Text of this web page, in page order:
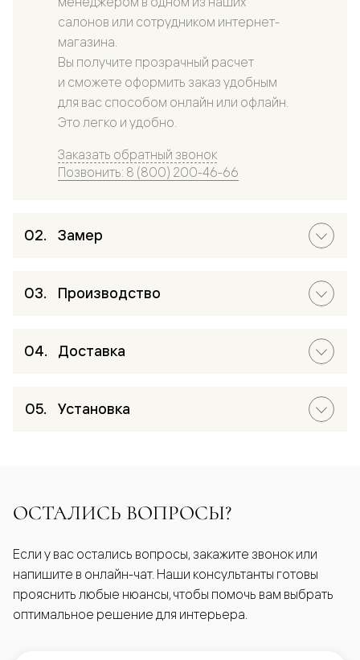
салонов или сотрудником интернет-
магазина.
Вы получите прозрачный расчет
и сможете оформить заказ удобным
для вас способом онлайн или офлайн.
Это легко и удобно.
Заказать обратный звонок
Позвонить: 8 (800) 200-46-66
Замер
Производство
Доставка
Установка
ОСТАЛИСЬ ВОПРОСЫ?
Если у вас остались вопросы, закажите звонок или
напишите в онлайн-чат. Наши консультанты готовы
прояснить любые нюансы, чтобы помочь вам выбрать
оптимальное решение для интерьера.